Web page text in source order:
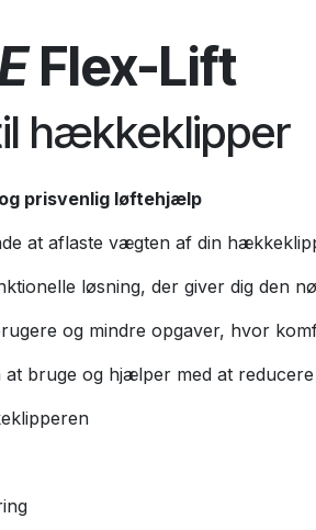
Flex-Lift
hækkeklipper
prisvenlig løftehjælp
at aflaste vægten af din
løsning, der giver dig den
og mindre opgaver, hvor
bruge og hjælper med at